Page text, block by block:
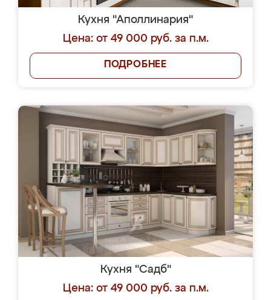
Кухня "Аполлинария"
Цена: от 49 000 руб. за п.м.
ПОДРОБНЕЕ
Кухня "Садб"
Цена: от 49 000 руб. за п.м.